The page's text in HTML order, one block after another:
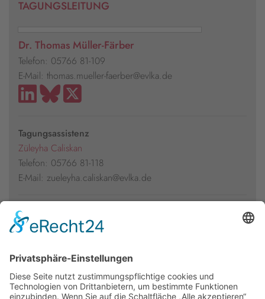
TAGUNGSLEITUNG
Dr. Thomas Müller-Färber
Telefon: 05766 81-109
E-Mail: thomas.mueller-faerber@evlka.de
Tagungsassistenz
Züleyha Caliskan
Telefon: 05766 81-118
E-Mail: zueleyha.caliskan@evlka.de
Presseakkreditierung
Florian Kühl
E-Mail: florian.kuehl@evlka.de